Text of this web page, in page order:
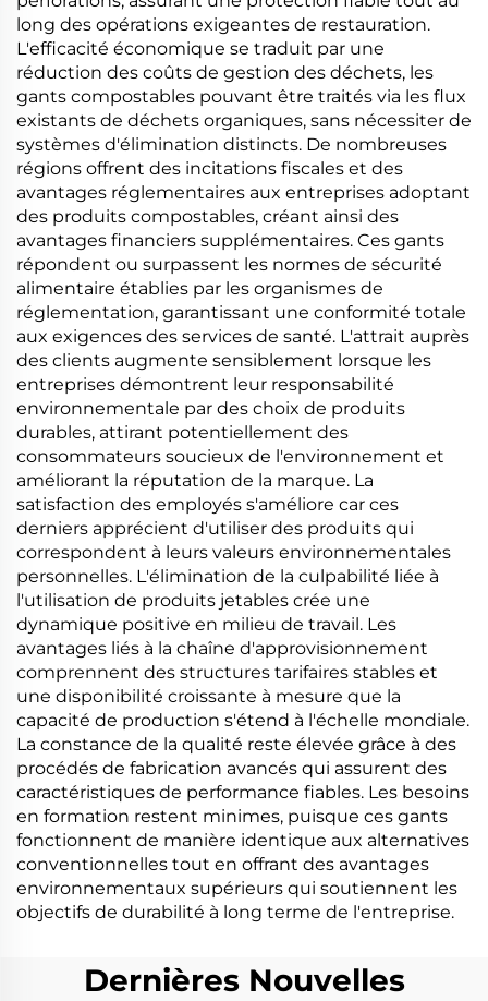
long des opérations exigeantes de restauration.
L'efficacité économique se traduit par une
réduction des coûts de gestion des déchets, les
gants compostables pouvant être traités via les flux
existants de déchets organiques, sans nécessiter de
systèmes d'élimination distincts. De nombreuses
régions offrent des incitations fiscales et des
avantages réglementaires aux entreprises adoptant
des produits compostables, créant ainsi des
avantages financiers supplémentaires. Ces gants
répondent ou surpassent les normes de sécurité
alimentaire établies par les organismes de
réglementation, garantissant une conformité totale
aux exigences des services de santé. L'attrait auprès
des clients augmente sensiblement lorsque les
entreprises démontrent leur responsabilité
environnementale par des choix de produits
durables, attirant potentiellement des
consommateurs soucieux de l'environnement et
améliorant la réputation de la marque. La
satisfaction des employés s'améliore car ces
derniers apprécient d'utiliser des produits qui
correspondent à leurs valeurs environnementales
personnelles. L'élimination de la culpabilité liée à
l'utilisation de produits jetables crée une
dynamique positive en milieu de travail. Les
avantages liés à la chaîne d'approvisionnement
comprennent des structures tarifaires stables et
une disponibilité croissante à mesure que la
capacité de production s'étend à l'échelle mondiale.
La constance de la qualité reste élevée grâce à des
procédés de fabrication avancés qui assurent des
caractéristiques de performance fiables. Les besoins
en formation restent minimes, puisque ces gants
fonctionnent de manière identique aux alternatives
conventionnelles tout en offrant des avantages
environnementaux supérieurs qui soutiennent les
objectifs de durabilité à long terme de l'entreprise.
Dernières Nouvelles